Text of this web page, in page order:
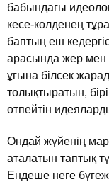
бабындағы
кесе-көлденең
баптың еш
арасында жер
ұғына бiлсек
толықтыратын,
өтпейтiн
Ондай жүйенiң
аталатын таптық
Ендеше неге